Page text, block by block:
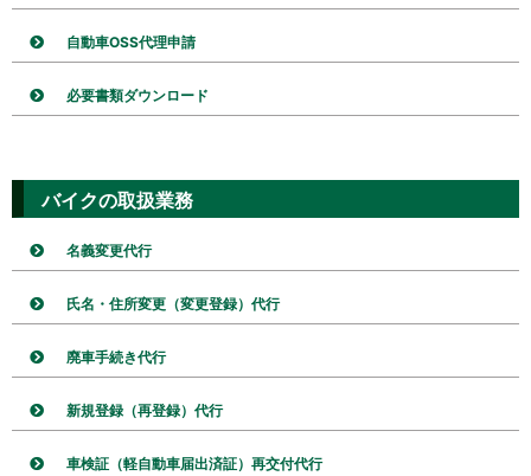
自動車OSS代理申請
必要書類ダウンロード
バイクの取扱業務
名義変更代行
氏名・住所変更（変更登録）代行
廃車手続き代行
新規登録（再登録）代行
車検証（軽自動車届出済証）再交付代行